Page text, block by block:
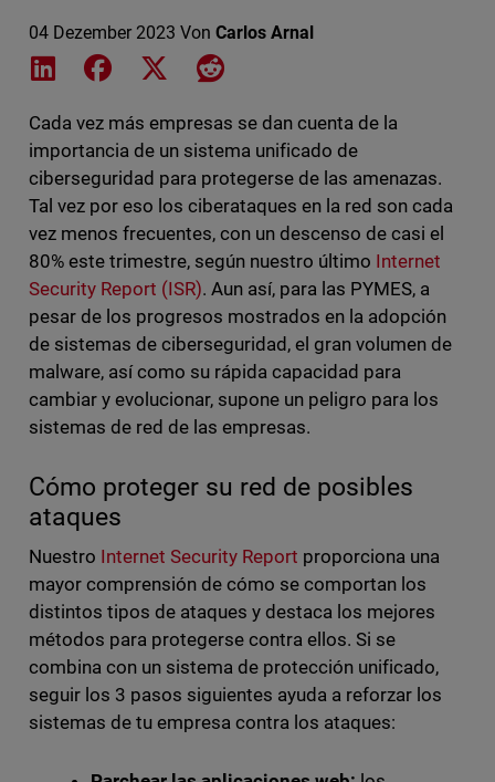
04 Dezember 2023 Von Carlos Arnal
Share on LinkedIn
Share on Facebook
Share on XShare on Reddit
Cada vez más empresas se dan cuenta de la
importancia de un sistema unificado de
ciberseguridad para protegerse de las amenazas.
Tal vez por eso los ciberataques en la red son cada
vez menos frecuentes, con un descenso de casi el
80% este trimestre, según nuestro último Internet
Security Report (ISR). Aun así, para las PYMES, a
pesar de los progresos mostrados en la adopción
de sistemas de ciberseguridad, el gran volumen de
malware, así como su rápida capacidad para
cambiar y evolucionar, supone un peligro para los
sistemas de red de las empresas.
Cómo proteger su red de posibles
ataques
Nuestro Internet Security Report proporciona una
mayor comprensión de cómo se comportan los
distintos tipos de ataques y destaca los mejores
métodos para protegerse contra ellos. Si se
combina con un sistema de protección unificado,
seguir los 3 pasos siguientes ayuda a reforzar los
sistemas de tu empresa contra los ataques: